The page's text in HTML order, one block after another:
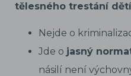
tělesného trestání dětí
Nejde o
Jde o jasný
násilí není